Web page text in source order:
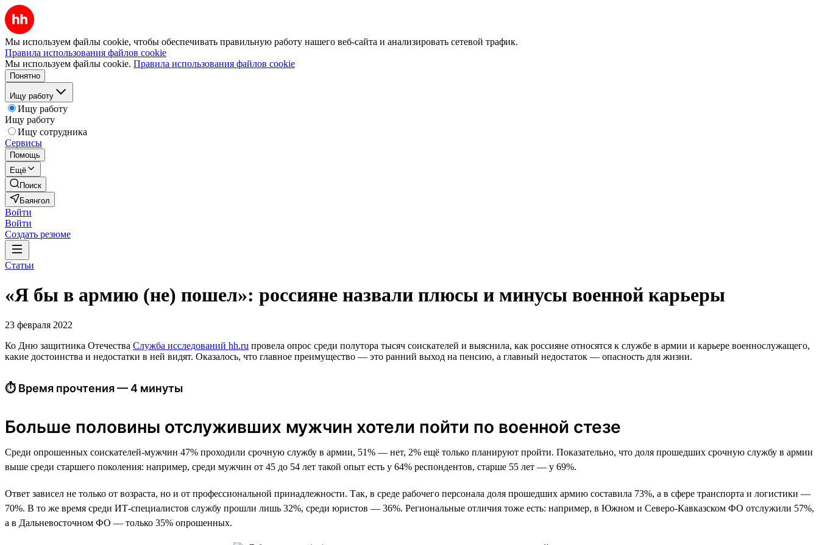
Мы используем файлы cookie, чтобы обеспечивать правильную работу нашего веб-сайта и анализировать сетевой трафик.
Правила использования файлов cookie
Мы используем файлы cookie. Правила использования файлов cookie
Понятно
Ищу работу
Ищу работу
Ищу работу
Ищу сотрудника
Сервисы
Помощь
Ещё
Поиск
Баянгол
Войти
Войти
Создать резюме
Статьи
«Я бы в армию (не) пошел»: россияне назвали плюсы и минусы военной карьеры
23 февраля 2022
Ко Дню защитника Отечества Служба исследований hh.ru провела опрос среди полутора тысяч соискателей и выяснила, как россияне относятся к службе в армии и карьере военнослужащего,
какие достоинства и недостатки в ней видят. Оказалось, что главное преимущество — это ранний выход на пенсию, а главный недостаток — опасность для жизни.
⏱ Время прочтения — 4 минуты
Больше половины отслуживших мужчин хотели пойти по военной стезе
Среди опрошенных соискателей-мужчин 47% проходили срочную службу в армии, 51% — нет, 2% ещё только планируют пройти. Показательно, что доля прошедших срочную службу в армии
выше среди старшего поколения: например, среди мужчин от 45 до 54 лет такой опыт есть у 64% респондентов, старше 55 лет — у 69%.
Ответ зависел не только от возраста, но и от профессиональной принадлежности. Так, в среде рабочего персонала доля прошедших армию составила 73%, а в сфере транспорта и логистики —
70%. В то же время среди ИТ-специалистов службу прошли лишь 32%, среди юристов — 36%. Региональные отличия тоже есть: например, в Южном и Северо-Кавказском ФО отслужили 57%,
а в Дальневосточном ФО — только 35% опрошенных.